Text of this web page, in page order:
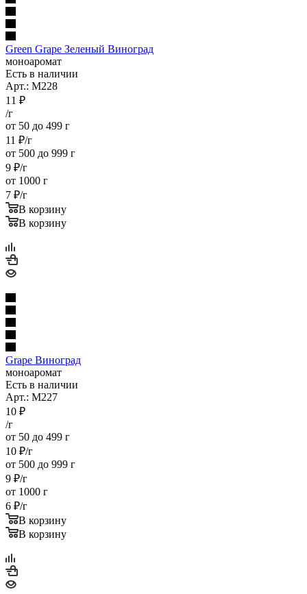
Green Grape Зеленый Виноград
моноаромат
Есть в наличии
Арт.: M228
11 ₽
/г
от 50 до 499 г
11 ₽/г
от 500 до 999 г
9 ₽/г
от 1000 г
7 ₽/г
В корзину
В корзину
Grape Виноград
моноаромат
Есть в наличии
Арт.: M227
10 ₽
/г
от 50 до 499 г
10 ₽/г
от 500 до 999 г
9 ₽/г
от 1000 г
6 ₽/г
В корзину
В корзину